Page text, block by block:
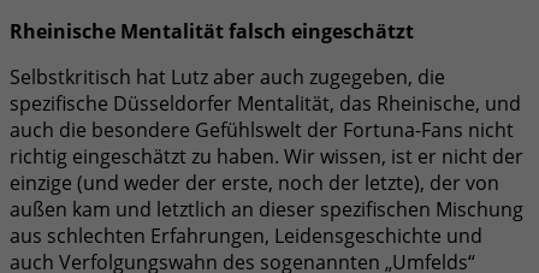
Rheinische Mentalität falsch eingeschätzt
Selbstkritisch hat Lutz aber auch zugegeben, die
spezifische Düsseldorfer Mentalität, das Rheinische, und
auch die besondere Gefühlswelt der Fortuna-Fans nicht
richtig eingeschätzt zu haben. Wir wissen, ist er nicht der
einzige (und weder der erste, noch der letzte), der von
außen kam und letztlich an dieser spezifischen Mischung
aus schlechten Erfahrungen, Leidensgeschichte und
auch Verfolgungswahn des sogenannten „Umfelds“